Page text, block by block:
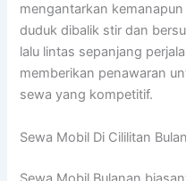
mengantarkan
duduk dibalik stir dan
lalu lintas sepanjang
memberikan penawaran
sewa yang kompetitif.
Sewa Mobil Di Cililitan